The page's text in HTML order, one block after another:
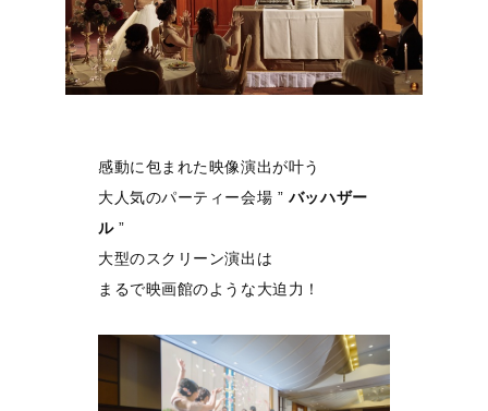
感動に包まれた映像演出が叶う
大人気のパーティー会場 ” バッハザー
ル”
大型のスクリーン演出は
まるで映画館のような大迫力！